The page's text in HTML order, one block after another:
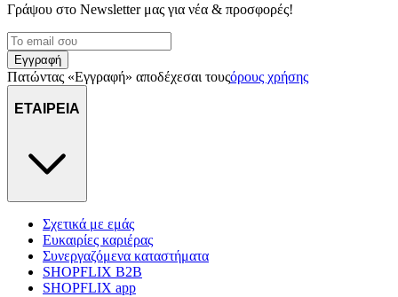
Γράψου στο Νewsletter μας για νέα & προσφορές!
Εγγραφή
Πατώντας «Εγγραφή» αποδέχεσαι τουςόρους χρήσης
ΕΤΑΙΡΕΙΑ
Σχετικά με εμάς
Ευκαιρίες καριέρας
Συνεργαζόμενα καταστήματα
SHOPFLIX B2B
SHOPFLIX app